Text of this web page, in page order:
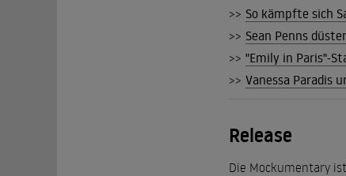
>> So kämpfte sich
>> Sean Penns
>> "Emily in Paris"-
>> Vanessa Paradis
Release
Die Mockumentary